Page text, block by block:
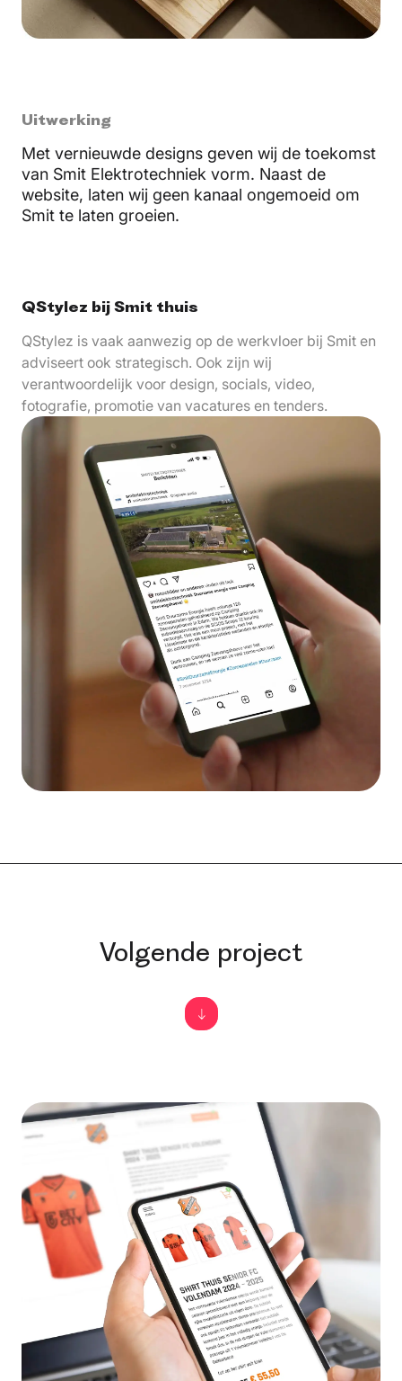
Uitwerking
Met vernieuwde designs geven wij de toekomst
van Smit Elektrotechniek vorm. Naast de
website, laten wij geen kanaal ongemoeid om
Smit te laten groeien.
QStylez bij Smit thuis
QStylez is vaak aanwezig op de werkvloer bij Smit en
adviseert ook strategisch. Ook zijn wij
verantwoordelijk voor design, socials, video,
fotografie, promotie van vacatures en tenders.
Volgende project